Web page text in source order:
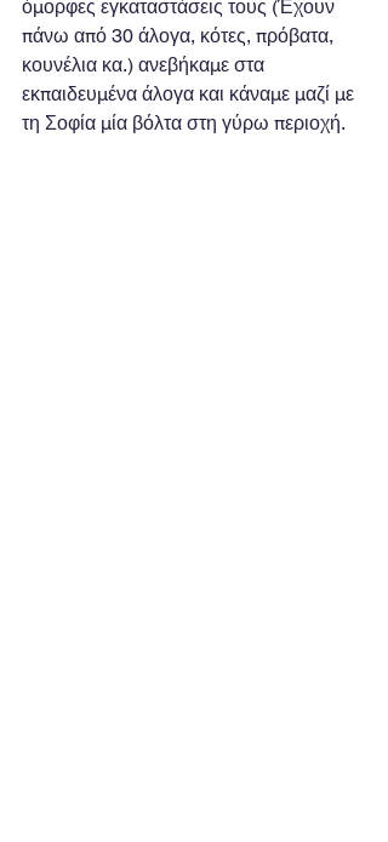
όμορφες εγκαταστάσεις τους (Έχουν
πάνω από 30 άλογα, κότες, πρόβατα,
κουνέλια κα.) ανεβήκαμε στα
εκπαιδευμένα άλογα και κάναμε μαζί με
τη Σοφία μία βόλτα στη γύρω περιοχή.